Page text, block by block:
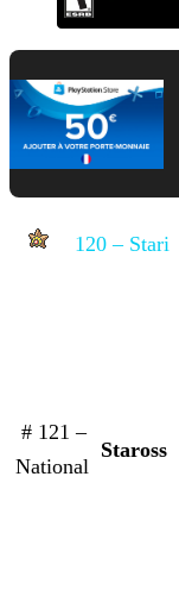
120 – Stari
# 121 –
National
Staross